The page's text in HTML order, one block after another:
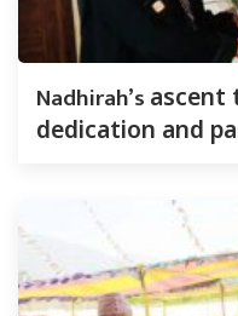
Nadhirah’s ascent
dedication and